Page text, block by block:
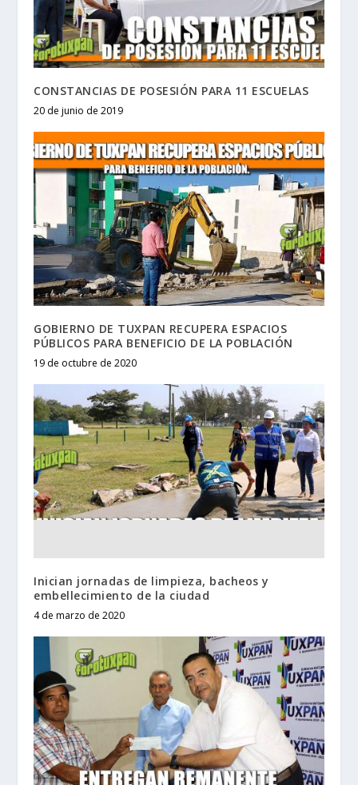
CONSTANCIAS DE POSESIÓN PARA 11 ESCUELAS
20 de junio de 2019
GOBIERNO DE TUXPAN RECUPERA ESPACIOS
PÚBLICOS PARA BENEFICIO DE LA POBLACIÓN
19 de octubre de 2020
Inician jornadas de limpieza, bacheos y
embellecimiento de la ciudad
4 de marzo de 2020